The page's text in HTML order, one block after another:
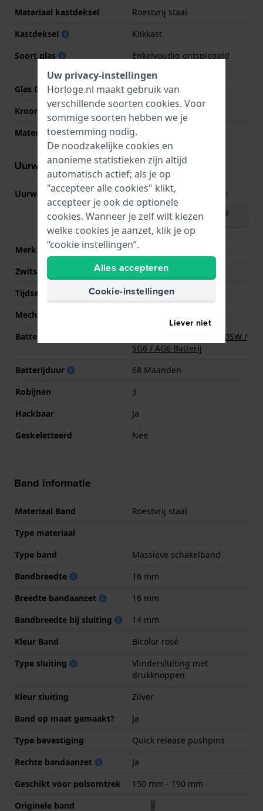
Materiaal kastdeksel
Roestvrij staal
Kastdeksel
Klikkast
Soort glas
Enkelvoudig ontspiegeld
Glas Diameter
29.00
Kroon
Materiaal bezel
Roestvrij staal
Uurwerk informatie
Uurwerk nr. F05.115( Bekijk specificaties )
Download handleiding
(English)
Merk uurwerk
ETA
Zwitsers uurwerk
Ja
Tijdsaanduiding
Analoog
Mechanisme
Batterij
Renata R371 371 / SR920SW /
SG6 / AG6 Batterij
Batterijduur
68 Maanden
Robijnen
3
Hackbaar
Ja
Geskeletteerd
Nee
Band informatie
Materiaal Band
Roestvrij staal
Type materiaal
Type band
Massieve schakelband
Bandbreedte
16 mm
Breedte bandaanzet
16 mm
Bandbreedte bij sluiting
14 mm
Kleur Band
Bicolor rosé
Type sluiting
Vlindersluiting met
drukknoppen
Kleur sluiting
Zilver
Band op maat gemaakt?
Ja
Type bevestiging
Quick release pushpins
Rechte bandaanzet
Ja
Geschikt voor polsomtrek
150 mm - 190 mm
Originele band
Uw privacy-instellingen
Horloge.nl maakt gebruik van
verschillende soorten cookies. Voor
sommige soorten hebben we je
toestemming nodig.
De noodzakelijke cookies en
anonieme statistieken zijn altijd
automatisch actief; als je op
"accepteer alle cookies" klikt,
accepteer je ook de optionele
cookies. Wanneer je zelf wilt kiezen
welke cookies je aanzet, klik je op
“cookie instellingen”.
Alles accepteren
Cookie-instellingen
Liever niet